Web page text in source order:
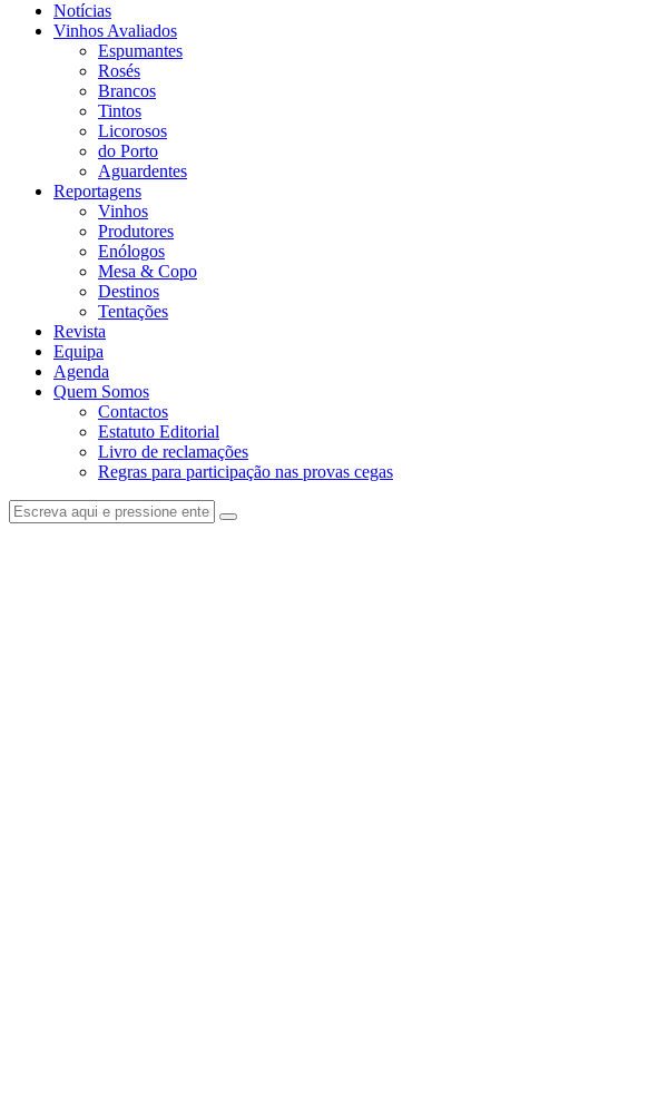
Notícias
Vinhos Avaliados
Espumantes
Rosés
Brancos
Tintos
Licorosos
do Porto
Aguardentes
Reportagens
Vinhos
Produtores
Enólogos
Mesa & Copo
Destinos
Tentações
Revista
Equipa
Agenda
Quem Somos
Contactos
Estatuto Editorial
Livro de reclamações
Regras para participação nas provas cegas